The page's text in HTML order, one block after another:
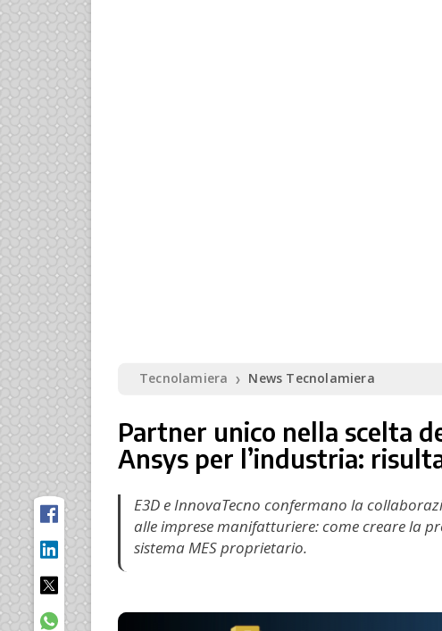
Tecnolamiera ❯ News Tecnolamiera
Partner unico nella scelta
Ansys per l’industria:
E3D e InnovaTecno confermano la
alle imprese manifatturiere: come creare la
sistema MES proprietario.